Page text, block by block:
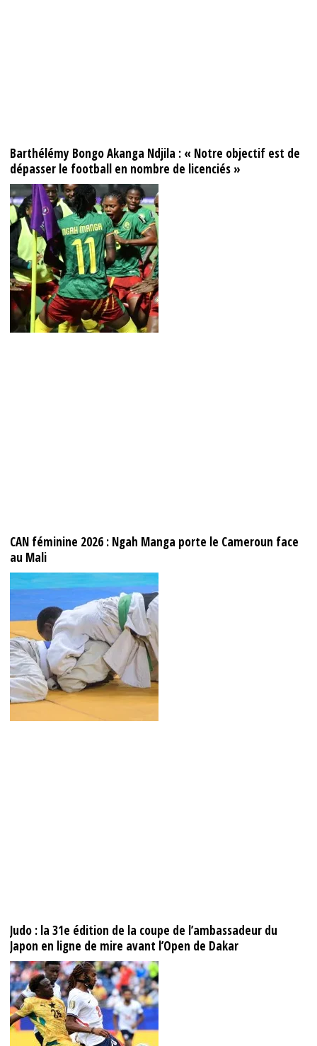
Barthélémy Bongo Akanga Ndjila : « Notre objectif est de
dépasser le football en nombre de licenciés »
CAN féminine 2026 : Ngah Manga porte le Cameroun face
au Mali
​​​​​​​Judo : la 31e édition de la coupe de l’ambassadeur du
Japon en ligne de mire avant l’Open de Dakar